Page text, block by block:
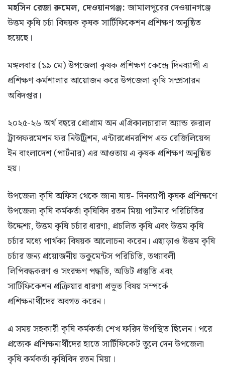
মহসিন রেজা রুমেল, দেওয়ানগঞ্জ: জামালপুরের দেওয়ানগঞ্জে
উত্তম কৃষি চর্চা বিষয়ক কৃষক সার্টিফিকেশন প্রশিক্ষণ অনুষ্ঠিত
হয়েছে।
মঙ্গলবার (১৯ মে) উপজেলা কৃষক প্রশিক্ষণ কেন্দ্রে দিনব্যাপী এ
প্রশিক্ষণ কর্মশালার আয়োজন করে উপজেলা কৃষি সম্প্রসারন
অধিদপ্তর।
২০২৫-২৬ অর্থ বছরে প্রোগ্রাম অন এগ্রিকালচারাল অ্যান্ড রুরাল
ট্রান্সফরমেশন ফর নিউট্রিশন, এন্টারপ্রেনরশিপ এন্ড রেজিলিয়েন্স
ইন বাংলাদেশ (পার্টনার) এর আওতায় এ কৃষক প্রশিক্ষণ অনুষ্ঠিত
হয়।
উপজেলা কৃষি অফিস থেকে জানা যায়- দিনব্যাপী কৃষক প্রশিক্ষণে
উপজেলা কৃষি কর্মকর্তা কৃষিবিদ রতন মিয়া পার্টনার পরিচিতির
উদ্দেশ্য, উত্তম কৃষি চর্চার ধারণা, প্রচলিত কৃষি এবং উত্তম কৃষি
চর্চার মধ্যে পার্থক্য বিষয়ক আলোচনা করেন। এছাড়াও উত্তম কৃষি
চর্চার জন্য প্রয়োজনীয় ডকুমেন্টস পরিচিতি, তথ্যাবলী
লিপিবদ্ধকরণ ও সংরক্ষণ পদ্ধতি, অডিট প্রস্তুতি এবং
সার্টিফিকেশন প্রক্রিয়ার ধারণা প্রভূত বিষয় সম্পর্কে
প্রশিক্ষনার্থীদের অবগত করেন।
এ সময় সহকারী কৃষি কর্মকর্তা শেখ ফরিদ উপস্থিত ছিলেন। পরে
প্রত্যেক প্রশিক্ষনার্থীদের হাতে সার্টিফিকেট তুলে দেন উপজেলা
কৃষি কর্মকর্তা কৃষিবিদ রতন মিয়া।